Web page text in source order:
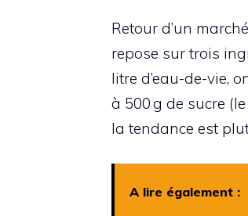
Retour d’un
repose sur trois
litre d’eau-de-vie,
à 500 g de sucre
la tendance est
A lire également :